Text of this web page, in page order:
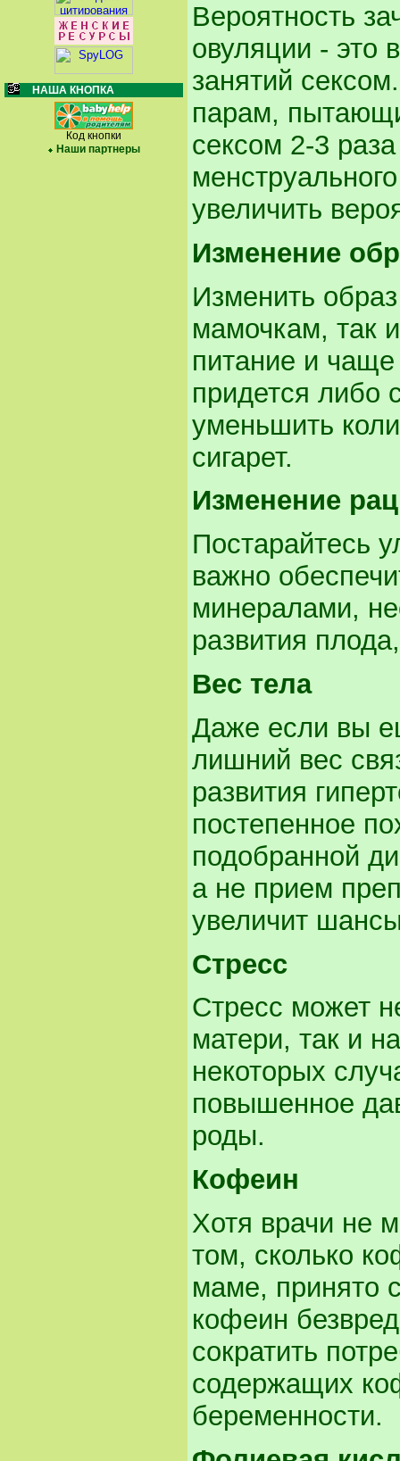
НАША КНОПКА
Код кнопки
Наши партнеры
Вероятность
овуляции - это
занятий
парам,
сексом 2-3
увеличить
Изменение
Изменить
мамочкам, так
питание и
придется либо
уменьшить
сигарет.
Изменение
Постарайтесь
важно
минералами,
развития
Вес тела
Даже если вы
лишний вес
развития
постепенное
подобранной
а не прием
увеличит
Стресс
Стресс может
матери, так и
некоторых
повышенное
роды.
Кофеин
Хотя врачи не
том, сколько
маме, принято
кофеин
сократить
содержащих
беременности.